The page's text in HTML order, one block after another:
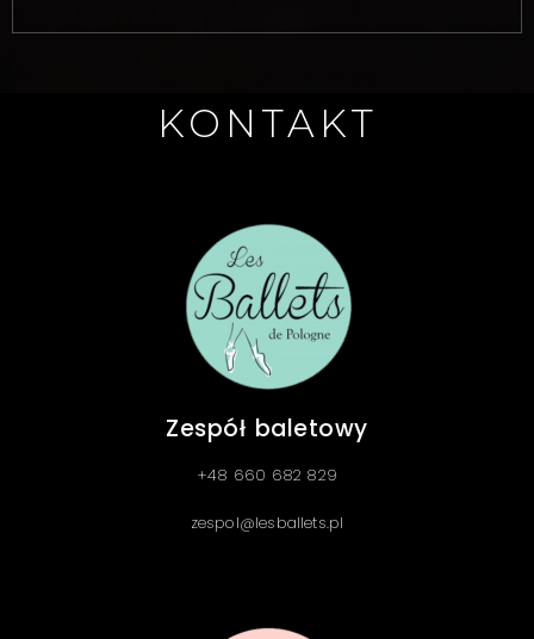
KONTAKT
Zespół baletowy
+48 660 682 829
zespol@lesballets.pl